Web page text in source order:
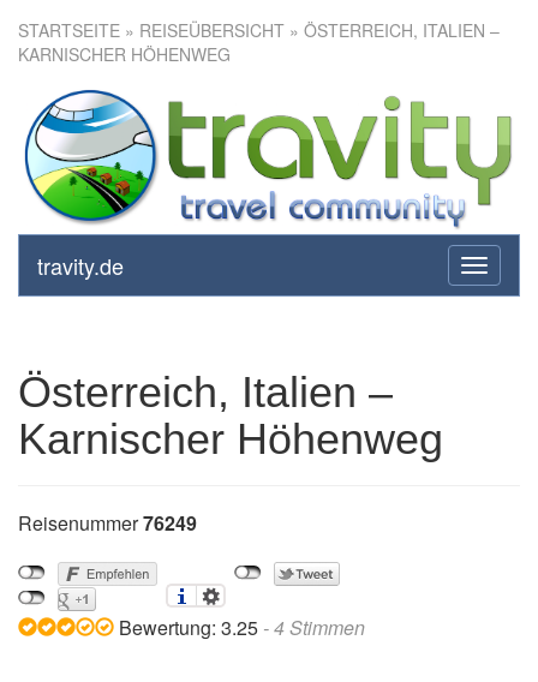
STARTSEITE » REISEÜBERSICHT » ÖSTERREICH, ITALIEN –
KARNISCHER HÖHENWEG
toggle
travity.de
Österreich, Italien – Karnischer
Höhenweg
Österreich, Italien –
Karnischer Höhenweg
Reisenummer76249
Bewertung: 3.25 -4Stimmen